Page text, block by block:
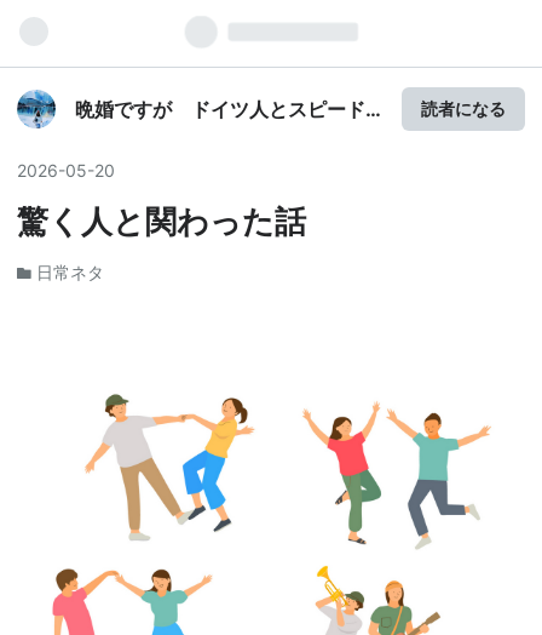
晩婚ですが ドイツ人とスピード
読者になる
2026-05-20
驚く人と関わった話
日常ネタ